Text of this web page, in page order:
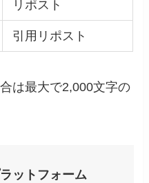
リポスト
引用リポスト
は最大で2,000文字の
ットフォーム